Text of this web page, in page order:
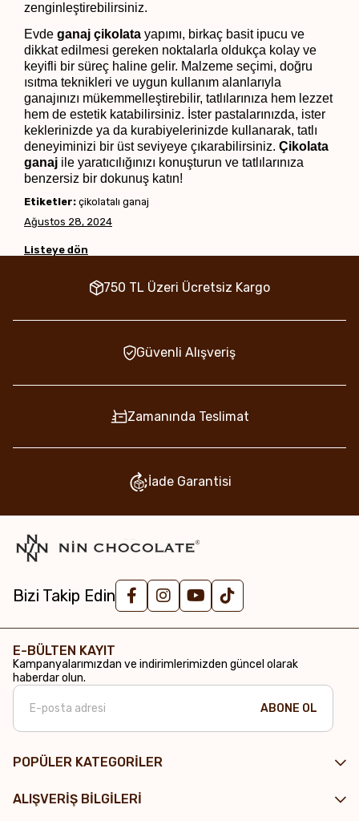
zenginleştirebilirsiniz.
Evde ganaj çikolata yapımı, birkaç basit ipucu ve
dikkat edilmesi gereken noktalarla oldukça kolay ve
keyifli bir süreç haline gelir. Malzeme seçimi, doğru
ısıtma teknikleri ve uygun kullanım alanlarıyla
ganajınızı mükemmelleştirebilir, tatlılarınıza hem lezzet
hem de estetik katabilirsiniz. İster pastalarınızda, ister
keklerinizde ya da kurabiyelerinizde kullanarak, tatlı
deneyiminizi bir üst seviyeye çıkarabilirsiniz. Çikolata
ganaj ile yaratıcılığınızı konuşturun ve tatlılarınıza
benzersiz bir dokunuş katın!
Etiketler: çikolatalı ganaj
Ağustos 28, 2024
Listeye dön
750 TL Üzeri Ücretsiz Kargo
Güvenli Alışveriş
Zamanında Teslimat
İade Garantisi
Bizi Takip Edin
POPÜLER KATEGORİLER
ALIŞVERİŞ BİLGİLERİ
E-BÜLTEN KAYIT
Kampanyalarımızdan ve indirimlerimizden güncel olarak
haberdar olun.
ABONE OL